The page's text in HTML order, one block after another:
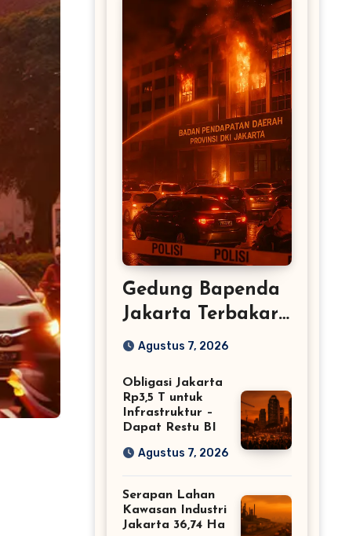
Gedung Bapenda
Jakarta Terbakar:
Lalu Lintas
Agustus 7, 2026
Obligasi Jakarta
Rp3,5 T untuk
Infrastruktur –
Dapat Restu BI
Agustus 7, 2026
Serapan Lahan
Kawasan Industri
Jakarta 36,74 Ha